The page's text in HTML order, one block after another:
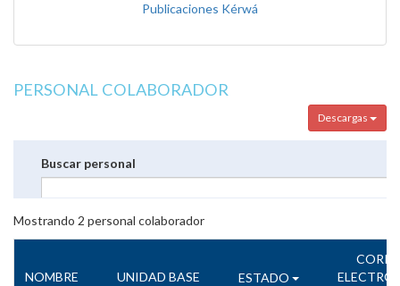
Publicaciones Kérwá
PERSONAL COLABORADOR
Descargas
Buscar personal
Mostrando 2 personal colaborador
NOMBRE UNIDAD BASE ESTADO